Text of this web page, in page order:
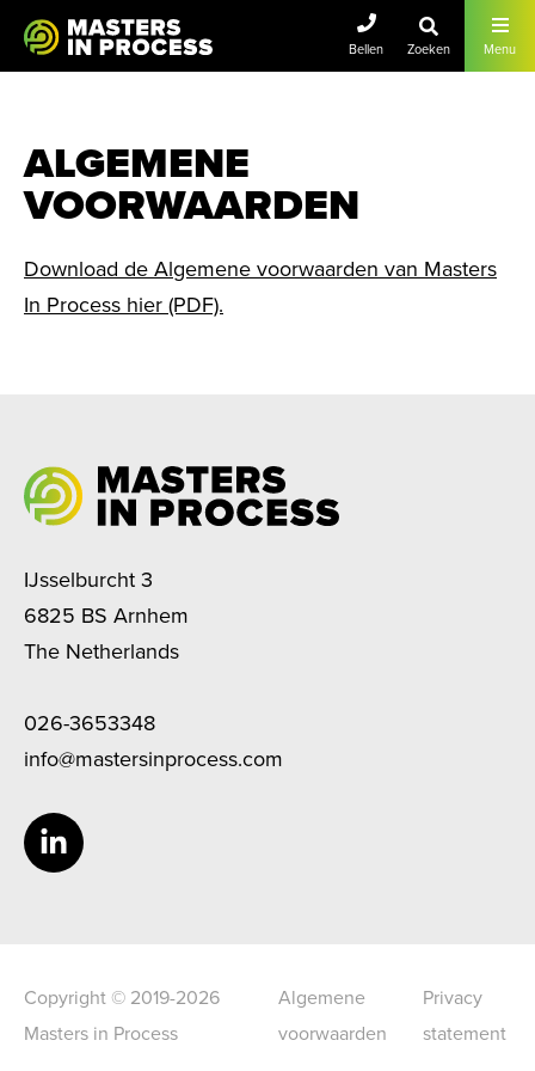
Masters In Lean
Bellen Zoeken Menu
ALGEMENE
VOORWAARDEN
Download de Algemene voorwaarden van Masters
In Process hier (PDF).
IJsselburcht 3
6825 BS Arnhem
The Netherlands
026-3653348
info@mastersinprocess.com
Copyright © 2019-2026
Masters in Process
Algemene
voorwaarden
Privacy
statement